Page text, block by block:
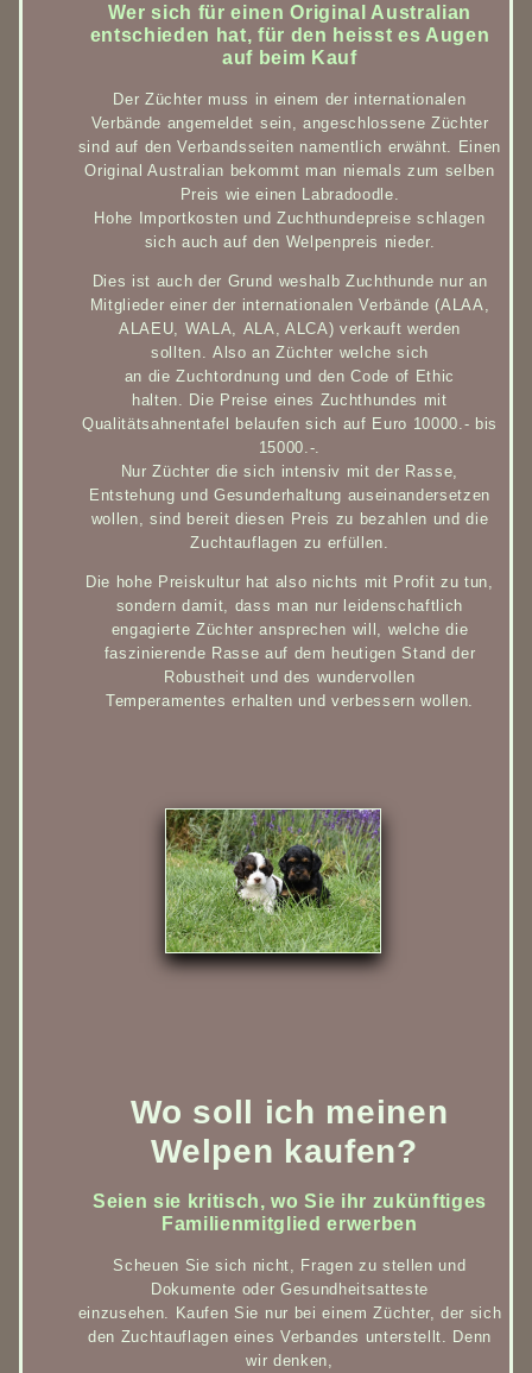
Wer sich für einen Original Australian
entschieden hat, für den heisst es Augen
auf beim Kauf
Der Züchter muss in einem der internationalen
Verbände angemeldet sein, angeschlossene Züchter
sind auf den Verbandsseiten namentlich erwähnt. Einen
Original Australian bekommt man niemals zum selben
Preis wie einen Labradoodle.
Hohe Importkosten und Zuchthundepreise schlagen
sich auch auf den Welpenpreis nieder.
Dies ist auch der Grund weshalb Zuchthunde nur an
Mitglieder einer der internationalen Verbände (ALAA,
ALAEU, WALA, ALA, ALCA) verkauft werden
sollten. Also an Züchter welche sich
an die Zuchtordnung und den Code of Ethic
halten. Die Preise eines Zuchthundes mit
Qualitätsahnentafel belaufen sich auf Euro 10000.- bis
15000.-.
Nur Züchter die sich intensiv mit der Rasse,
Entstehung und Gesunderhaltung auseinandersetzen
wollen, sind bereit diesen Preis zu bezahlen und die
Zuchtauflagen zu erfüllen.
Die hohe Preiskultur hat also nichts mit Profit zu tun,
sondern damit, dass man nur leidenschaftlich
engagierte Züchter ansprechen will, welche die
faszinierende Rasse auf dem heutigen Stand der
Robustheit und des wundervollen
Temperamentes erhalten und verbessern wollen.
Wo soll ich meinen
Welpen kaufen?
Seien sie kritisch, wo Sie ihr zukünftiges
Familienmitglied erwerben
Scheuen Sie sich nicht, Fragen zu stellen und
Dokumente oder Gesundheitsatteste
einzusehen. Kaufen Sie nur bei einem Züchter, der sich
den Zuchtauflagen eines Verbandes unterstellt. Denn
wir denken,